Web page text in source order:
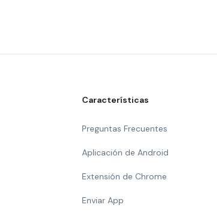
Características
Preguntas Frecuentes
Aplicación de Android
Extensión de Chrome
Enviar App